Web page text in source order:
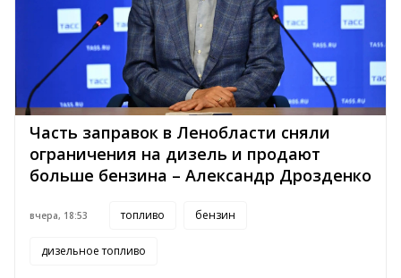
Часть заправок в Ленобласти сняли
ограничения на дизель и продают
больше бензина – Александр Дрозденко
вчера, 18:53 топливо бензин
дизельное топливо